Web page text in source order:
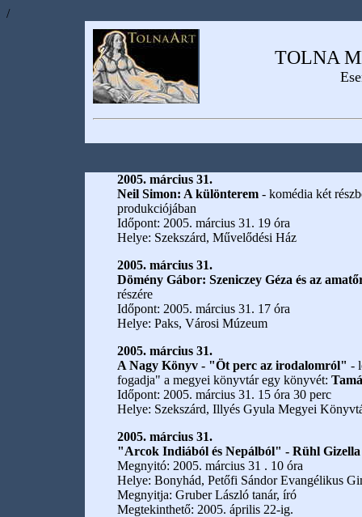
/
TOLNA
2005. március 31.
Neil Simon: A különterem- komédia két
produkciójában
Időpont: 2005. március 31. 19 óra
Helye: Szekszárd, Művelődési Ház
2005. március 31.
Dömény Gábor: Szeniczey Géza és az
részére
Időpont: 2005. március 31. 17 óra
Helye: Paks, Városi Múzeum
2005. március 31.
A Nagy Könyv - "Öt perc az irodalomról" -
fogadja" a megyei könyvtár egy könyvét:
Időpont: 2005. március 31. 15 óra 30 perc
Helye: Szekszárd, Illyés Gyula Megyei
2005. március 31.
"Arcok Indiából és Nepálból" - Rühl Gizella
Megnyitó: 2005. március 31 . 10 óra
Helye: Bonyhád, Petőfi Sándor Evangélikus
Megnyitja: Gruber László tanár, író
Megtekinthető: 2005. április 22-ig.